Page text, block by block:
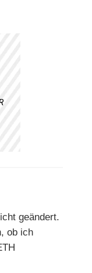
geändert.
ob ich